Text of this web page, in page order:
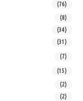
(76)
(8)
(34)
(31)
(7)
(15)
(2)
(2)